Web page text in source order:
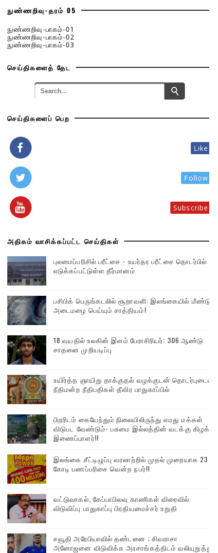
நுண்ணறிவு-தரம் 05
நுண்ணறிவு-பாகம்-01
நுண்ணறிவு-பாகம்-02
நுண்ணறிவு-பாகம்-03
செய்திகளைத் தேட
செய்திகளைப் பெற
Like
Follow
Subscribe
அதிகம் வாசிக்கப்பட்ட செய்திகள்
புலமைப்பரிசில் பரீட்சை - உயர்தர பரீட்சை தொடர்பில்
எடுக்கப்பட்டுள்ள தீர்மானம்
பசிபிக் பெருங்கடலில் சூறாவளி: இலங்கையில் மீண்டும்
அடைமழை பெய்யும் சாத்தியம்!
18 வயதில் உலகின் இளம் பேராசிரியர்: 306 ஆண்டு
சாதனை முறியடிப்பு
உயிர்த்த ஞாயிறு தாக்குதல் வழக்குடன் தொடர்புடைய
நீதிமன்ற நீதிபதிகள் தீவிர பாதுகாப்பில்
பிறரிடம் கையேந்தும் நிலையிலிருந்து எமது மக்கள்
விடுபட வேண்டும்- பசுமை இல்லத்தின் வடக்கு கிழக்கு
இணைப்பாளர்!!
இலங்கை சீட்டிழுப்பு வரலாற்றில் முதல் முறையாக 23
கோடி பணப்பரிசை வென்ற நபர்!!
வட்டுவாகல், கேப்பாபிலவு காணிகள் விரைவில்
விடுவிப்பு பாதுகாப்பு பிரதியமைச்சர் உறுதி
சவூதி அரேபியாவில் தண்டனை ; சிவராசா
அனோஜனை விடுவிக்க அரசாங்கத்திடம் வலியுறுத்து